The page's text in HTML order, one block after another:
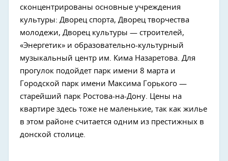
сконцентрированы основные учреждения
культуры: Дворец спорта, Дворец творчества
молодежи, Дворец культуры — строителей,
«Энергетик» и образовательно-культурный
музыкальный центр им. Кима Назаретова. Для
прогулок подойдет парк имени 8 марта и
Городской парк имени Максима Горького —
старейший парк Ростова-на-Дону. Цены на
квартире здесь тоже не маленькие, так как жилье
в этом районе считается одним из престижных в
донской столице.